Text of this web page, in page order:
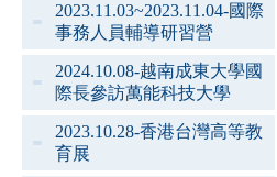
2023.11.03~2023.11.04-國際
事務人員輔導研習營
2024.10.08-越南成東大學國
際長參訪萬能科技大學
2023.10.28-香港台灣高等教
育展